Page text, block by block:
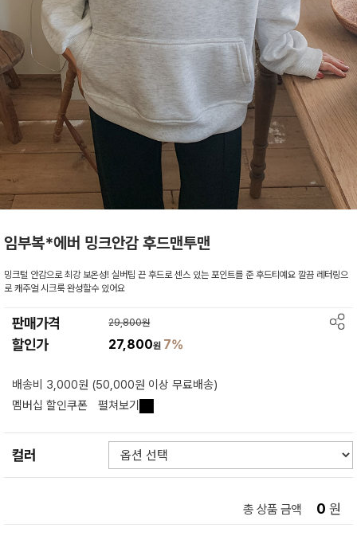
임부복*에버 밍크안감 후드맨투맨
밍크털 안감으로 최강 보온성! 실버팁 끈 후드로 센스 있는 포인트를 준 후드티예요 깔끔 레터링으
로 캐주얼 시크룩 완성할수 있어요
판매가격 29,800원
할인가 27,800원 7%
배송비 3,000원 (50,000원 이상 무료배송)
멤버십 할인쿠폰
펼쳐보기
컬러
총 상품 금액 0 원